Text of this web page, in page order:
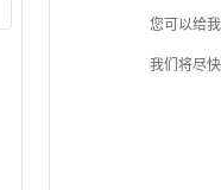
您可以给我
我们将尽快